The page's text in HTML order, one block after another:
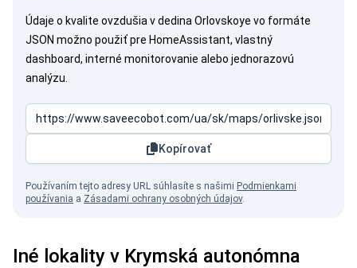
Údaje o kvalite ovzdušia v dedina Orlovskoye vo formáte
JSON možno použiť pre HomeAssistant, vlastný
dashboard, interné monitorovanie alebo jednorazovú
analýzu.
Kopírovať
Používaním tejto adresy URL súhlasíte s našimi Podmienkami
používania a Zásadami ochrany osobných údajov.
Iné lokality v Krymská autonómna